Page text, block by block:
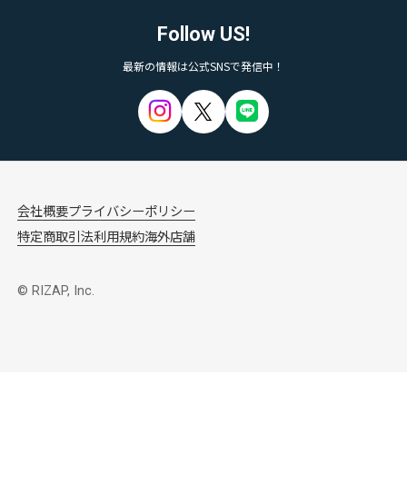
Follow US!
最新の情報は公式SNSで発信中！
会社概要プライバシーポリシー
特定商取引法利用規約海外店舗
© RIZAP, Inc.